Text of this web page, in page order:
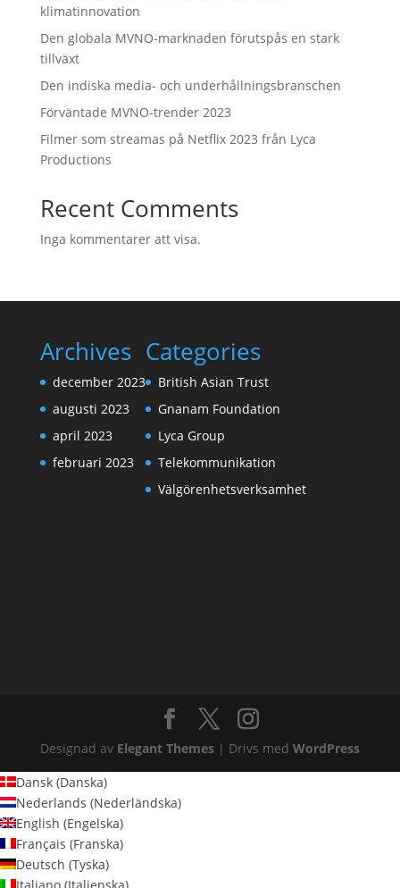
klimatinnovation
Den globala MVNO-marknaden förutspås en stark
tillväxt
Den indiska media- och underhållningsbranschen
Förväntade MVNO-trender 2023
Filmer som streamas på Netflix 2023 från Lyca
Productions
Recent Comments
Inga kommentarer att visa.
Archives
december 2023
augusti 2023
april 2023
februari 2023
Categories
British Asian Trust
Gnanam Foundation
Lyca Group
Telekommunikation
Välgörenhetsverksamhet
Designad av Elegant Themes| Drivs med WordPress
Dansk (Danska)
Nederlands (Nederländska)
English (Engelska)
Français (Franska)
Deutsch (Tyska)